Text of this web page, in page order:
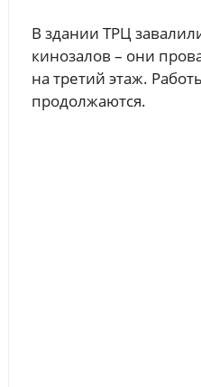
В здании ТРЦ
кинозалов – они
на третий этаж.
продолжаются.